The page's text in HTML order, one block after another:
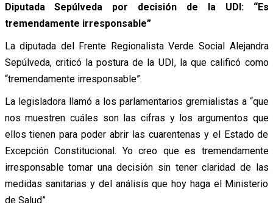
Diputada Sepúlveda por decisión de la UDI: “Es
tremendamente irresponsable”
La diputada del Frente Regionalista Verde Social Alejandra
Sepúlveda, criticó la postura de la UDI, la que calificó como
“tremendamente irresponsable”.
La legisladora llamó a los parlamentarios gremialistas a “que
nos muestren cuáles son las cifras y los argumentos que
ellos tienen para poder abrir las cuarentenas y el Estado de
Excepción Constitucional. Yo creo que es tremendamente
irresponsable tomar una decisión sin tener claridad de las
medidas sanitarias y del análisis que hoy haga el Ministerio
de Salud”.